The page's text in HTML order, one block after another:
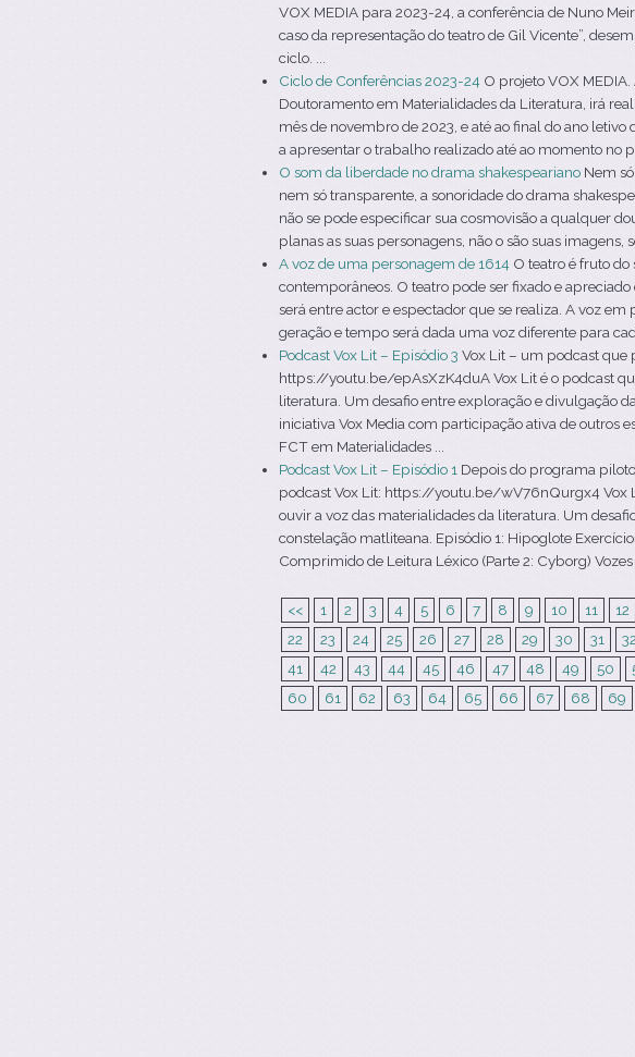
VOX MEDIA para 2023-24, a conferência de Nuno
caso da representação do teatro de Gil Vicente”,
ciclo. ...
Ciclo de Conferências 2023-24 O projeto VOX
Doutoramento em Materialidades da Literatura, irá
mês de novembro de 2023, e até ao final do ano
a apresentar o trabalho realizado até ao momento no
O som da liberdade no drama shakespeariano Nem
nem só transparente, a sonoridade do drama
não se pode especificar sua cosmovisão a qualquer
planas as suas personagens, não o são suas imagens,
A voz de uma personagem de 1614 O teatro é fruto
contemporâneos. O teatro pode ser fixado e
será entre actor e espectador que se realiza. A voz
geração e tempo será dada uma voz diferente para
Podcast Vox Lit – Episódio 3 Vox Lit – um podcast que
https://youtu.be/epAsXzK4duA Vox Lit é o podcast
literatura. Um desafio entre exploração e divulgação
iniciativa Vox Media com participação ativa de outros
FCT em Materialidades ...
Podcast Vox Lit – Episódio 1 Depois do programa
podcast Vox Lit: https://youtu.be/wV76nQurgx4 Vox
ouvir a voz das materialidades da literatura. Um
constelação matliteana. Episódio 1: Hipoglote
Comprimido de Leitura Léxico (Parte 2: Cyborg)
<< 1 2 3 4 5 6 7 8 9 10 11 12
22
23 24 25 26 27 28 29 30 31 32
41
42 43 44 45 46 47 48 49 50
60
61 62 63 64 65 66 67 68 69